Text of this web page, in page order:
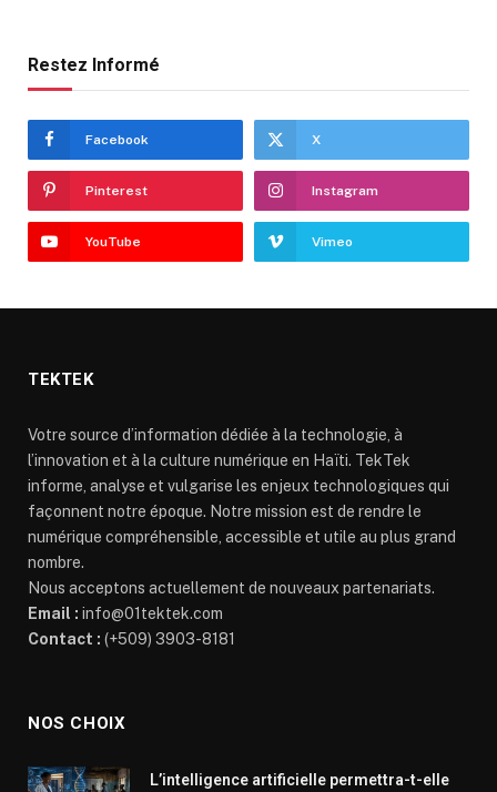
Restez Informé
Facebook X
Pinterest Instagram
YouTube Vimeo
TEKTEK
Votre source d’information dédiée à la technologie, à
l’innovation et à la culture numérique en Haïti. TekTek
informe, analyse et vulgarise les enjeux technologiques qui
façonnent notre époque. Notre mission est de rendre le
numérique compréhensible, accessible et utile au plus grand
nombre.
Nous acceptons actuellement de nouveaux partenariats.
Email : info@01tektek.com
Contact : (+509) 3903-8181
NOS CHOIX
L’intelligence artificielle permettra-t-elle